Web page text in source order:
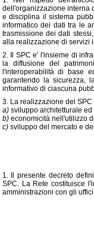
dell'organizzazione interna
e disciplina il sistema
informatico dei dati tra le
trasmissione dei dati
alla realizzazione di servizi
2. Il SPC e' l'insieme di
la diffusione del
l'interoperabilità di base
garantendo la sicurezza,
informativo di ciascuna
3. La realizzazione del
a)sviluppo architetturale ed
b)economicità nell'utilizzo
c)sviluppo del mercato e
1. Il presente decreto
SPC. La Rete costituisce
amministrazioni con gli